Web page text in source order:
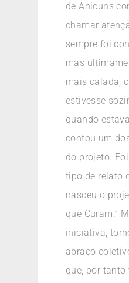
de Anicuns
chamar
sempre foi
mas
mais calada,
estivesse
quando
contou um
do projeto.
tipo de relato
nasceu o
que Curam.”
iniciativa,
abraço
que, por